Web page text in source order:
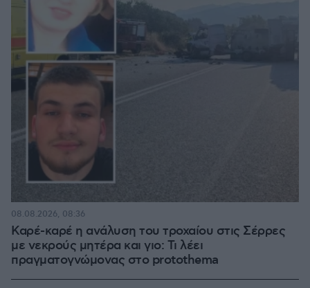
Καρέ-καρέ η ανάλυση του τροχαίου στις Σέρρες
με νεκρούς μητέρα και γιο: Τι λέει
πραγματογνώμονας στο protothema
08.08.2026, 08:36